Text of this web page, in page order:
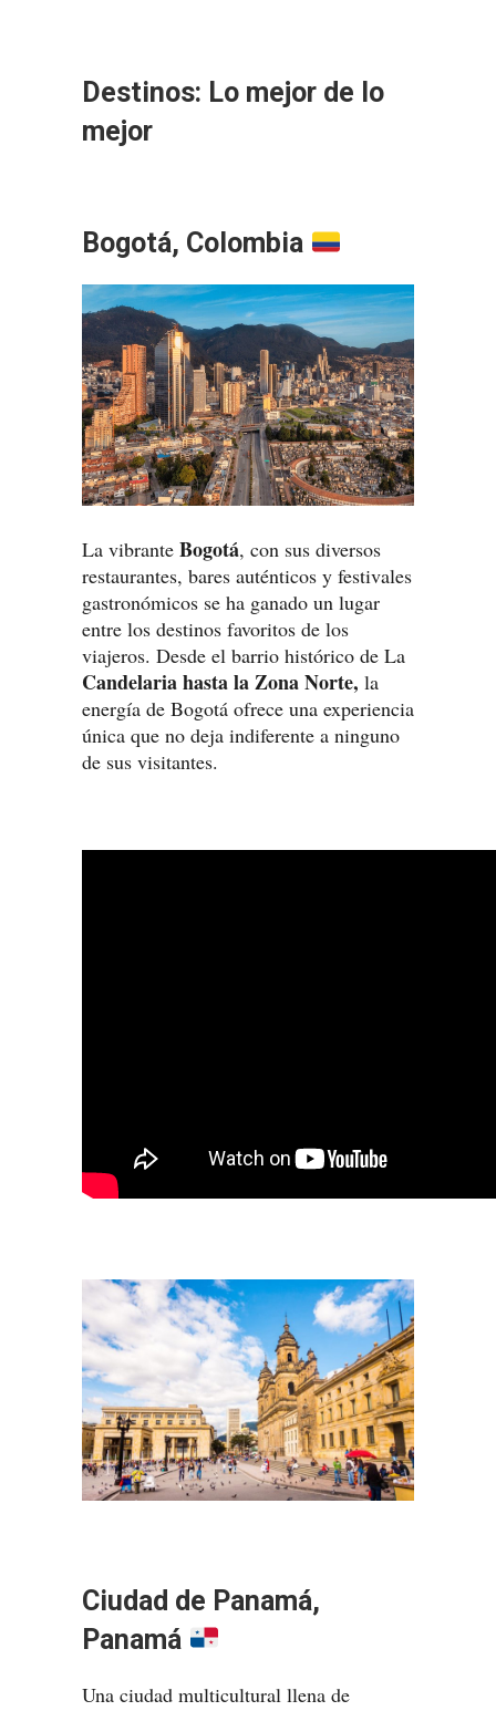
Destinos: Lo mejor de lo
mejor
Bogotá, Colombia
La vibrante Bogotá, con sus diversos
restaurantes, bares auténticos y festivales
gastronómicos se ha ganado un lugar
entre los destinos favoritos de los
viajeros. Desde el barrio histórico de La
Candelaria hasta la Zona Norte, la
energía de Bogotá ofrece una experiencia
única que no deja indiferente a ninguno
de sus visitantes.
Ciudad de Panamá,
Panamá
Una ciudad multicultural llena de